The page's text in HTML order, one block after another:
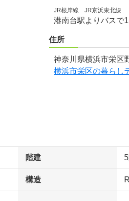
JR根岸線 JR京浜東北線
港南台駅よりバスで
住所
神奈川県横浜市栄区
横浜市栄区の暮らし
階建
構造